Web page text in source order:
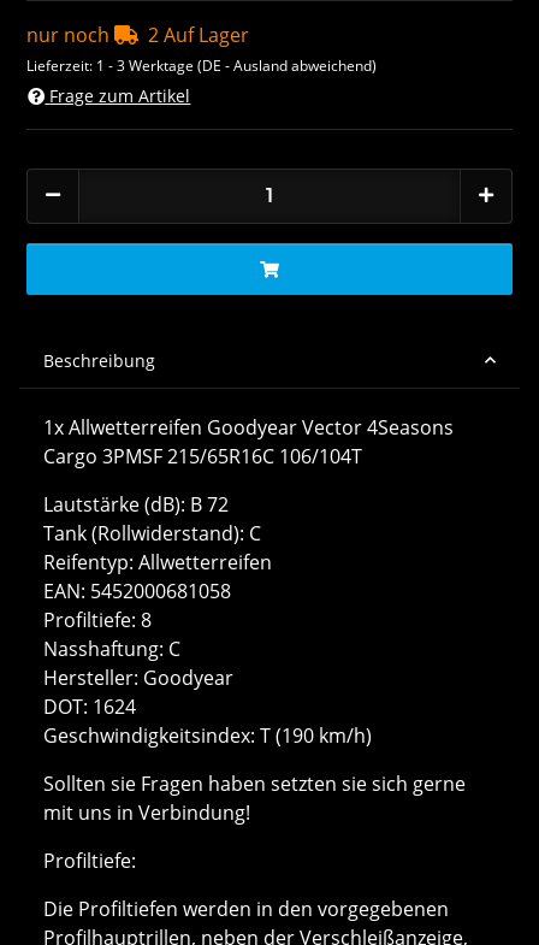
nur noch 2 Auf Lager
Lieferzeit: 1 - 3 Werktage(DE - Ausland abweichend)
Frage zum Artikel
Beschreibung
1x Allwetterreifen Goodyear Vector 4Seasons
Cargo 3PMSF 215/65R16C 106/104T
Lautstärke (dB): B 72
Tank (Rollwiderstand): C
Reifentyp: Allwetterreifen
EAN: 5452000681058
Profiltiefe: 8
Nasshaftung: C
Hersteller: Goodyear
DOT: 1624
Geschwindigkeits­index: T (190 km/h)
Sollten sie Fragen haben setzten sie sich gerne
mit uns in Verbindung!
Profiltiefe:
Die Profiltiefen werden in den vorgegebenen
Profilhauptrillen, neben der Verschleißanzeige,